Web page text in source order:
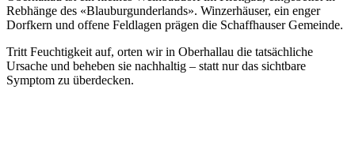
Rebhänge des «Blauburgunderlands». Winzerhäuser, ein enger
Dorfkern und offene Feldlagen prägen die Schaffhauser Gemeinde.
Tritt Feuchtigkeit auf, orten wir in Oberhallau die tatsächliche
Ursache und beheben sie nachhaltig – statt nur das sichtbare
Symptom zu überdecken.